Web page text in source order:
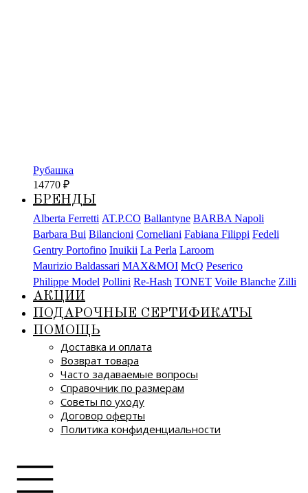
Рубашка
14770 ₽
БРЕНДЫ
Alberta Ferretti AT.P.CO Ballantyne BARBA Napoli
Barbara Bui Bilancioni Corneliani Fabiana Filippi Fedeli
Gentry Portofino Inuikii La Perla Laroom
Maurizio Baldassari MAX&MOI McQ Peserico
Philippe Model Pollini Re-Hash TONET Voile Blanche Zilli
АКЦИИ
ПОДАРОЧНЫЕ СЕРТИФИКАТЫ
ПОМОЩЬ
Доставка и оплата
Возврат товара
Часто задаваемые вопросы
Справочник по размерам
Советы по уходу
Договор оферты
Политика конфиденциальности